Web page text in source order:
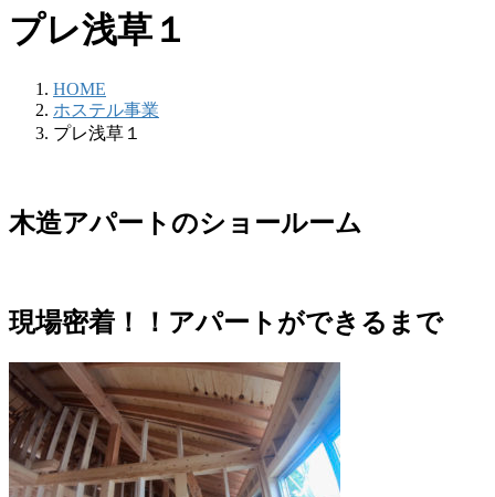
プレ浅草１
HOME
ホステル事業
プレ浅草１
木造アパートのショールーム
現場密着！！アパートができるまで